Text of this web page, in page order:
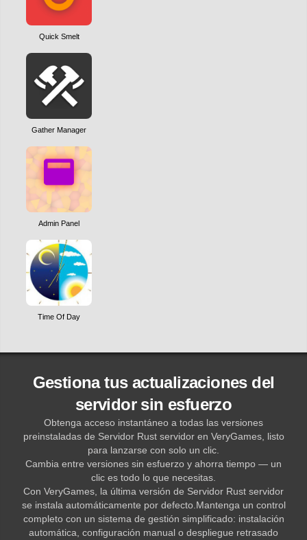
Quick Smelt
Gather Manager
Admin Panel
Time Of Day
Gestiona tus actualizaciones del
servidor sin esfuerzo
Obtenga acceso instantáneo a todas las versiones
preinstaladas de Servidor Rust servidor en VeryGames, listo
para lanzarse con solo un clic.
Cambia entre versiones sin esfuerzo y ahorra tiempo — un
clic es todo lo que necesitas.
Con VeryGames, la última versión de Servidor Rust servidor
se instala automáticamente por defecto.Mantenga un control
completo con un sistema de gestión simplificado: instalación
automática, configuración manual o despliegue retrasado